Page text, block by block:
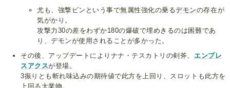
尤も、強撃ビンという事で無属性強化の乗るデモンの存在が
気がかり。
攻撃力30の差をわずか180の爆破で埋めきるのは困難であ
り、デモンが使用されることが多かった。
その後、アップデートによりナナ・テスカトリの剣斧、 エンプレ
スアクスが登場。
3振りとも斬れ味込みの期待値で此方を上回り、スロットも此方を
上回る大業物。